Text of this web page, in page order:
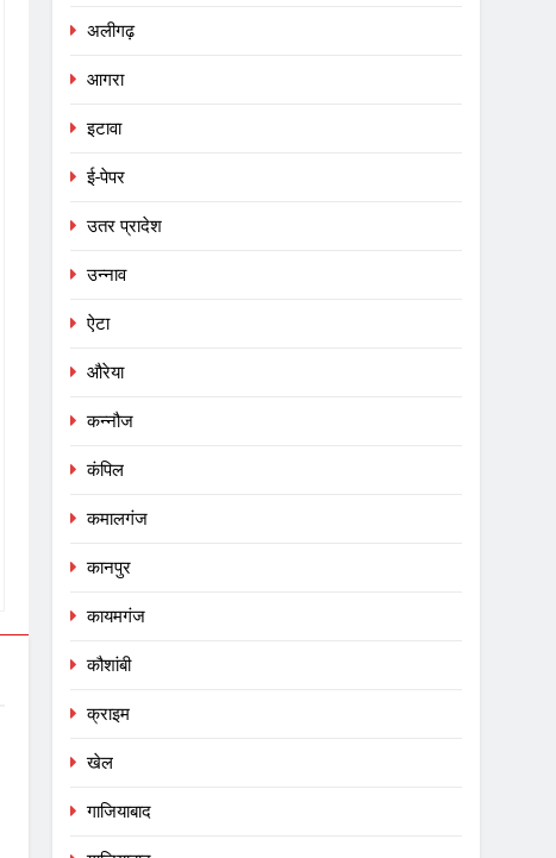
अलीगढ़
आगरा
इटावा
ई-पेपर
उतर प्रादेश
उन्नाव
ऐटा
औरेया
कन्नौज
कंपिल
कमालगंज
कानपुर
कायमगंज
कौशांबी
क्राइम
खेल
गाजियाबाद